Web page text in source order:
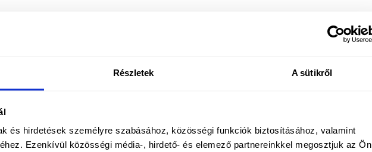
Részletek A sütikről
és hirdetések személyre szabásához, közösségi funkciók biztosításához, valamint
Ezenkívül közösségi média-, hirdető- és elemező partnereinkkel megosztjuk az Ön